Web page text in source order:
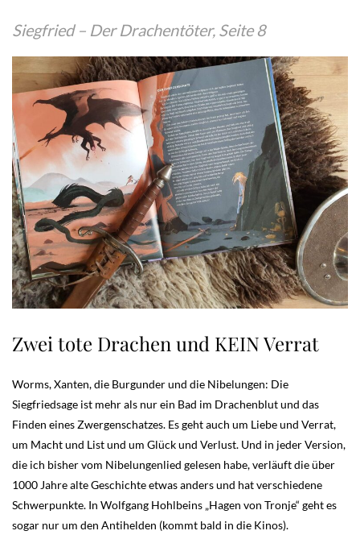
Siegfried – Der Drachentöter, Seite 8
Zwei tote Drachen und KEIN Verrat
Worms, Xanten, die Burgunder und die Nibelungen: Die
Siegfriedsage ist mehr als nur ein Bad im Drachenblut und das
Finden eines Zwergenschatzes. Es geht auch um Liebe und Verrat,
um Macht und List und um Glück und Verlust. Und in jeder Version,
die ich bisher vom Nibelungenlied gelesen habe, verläuft die über
1000 Jahre alte Geschichte etwas anders und hat verschiedene
Schwerpunkte. In Wolfgang Hohlbeins „Hagen von Tronje“ geht es
sogar nur um den Antihelden (kommt bald in die Kinos).